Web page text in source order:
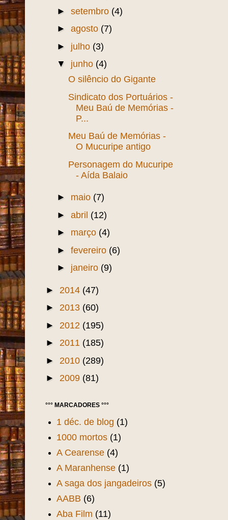
► setembro (4)
► agosto (7)
► julho (3)
▼ junho (4)
O silêncio do Gigante
Sindicato dos Portuários -
Meu Baú de Memórias -
P...
Meu Baú de Memórias -
O Mucuripe antigo
Personagem do Mucuripe
- Aída Balaio
► maio (7)
► abril (12)
► março (4)
► fevereiro (6)
► janeiro (9)
► 2014 (47)
► 2013 (60)
► 2012 (195)
► 2011 (185)
► 2010 (289)
► 2009 (81)
°°° MARCADORES °°°
1 déc. de blog (1)
1000 mortos (1)
A Cearense (4)
A Maranhense (1)
A saga dos jangadeiros (5)
AABB (6)
Aba Film (11)